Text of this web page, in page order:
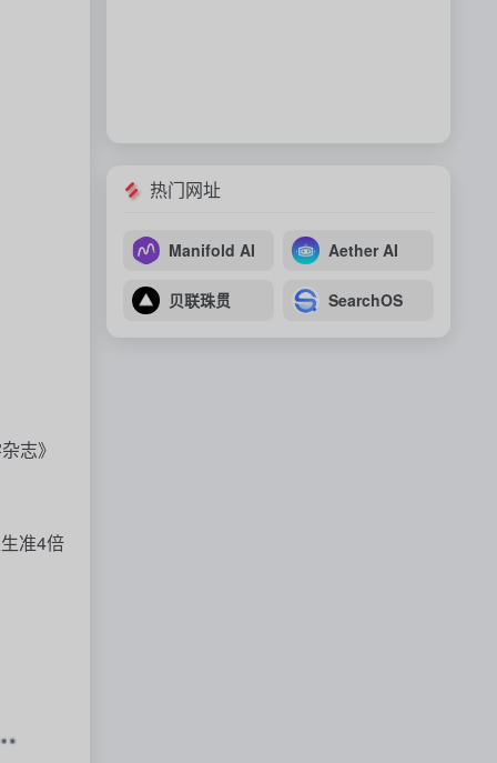
志》
准4倍
热门网址
Manifold AI Aether AI
贝联珠贯 SearchOS